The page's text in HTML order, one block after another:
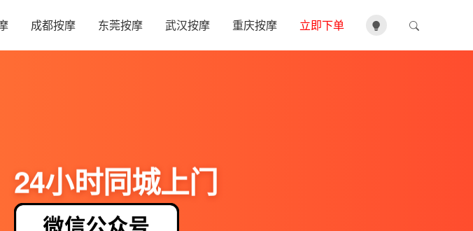
成都按摩 东莞按摩 武汉按摩 重庆按摩 立即下单
24小时同城上门